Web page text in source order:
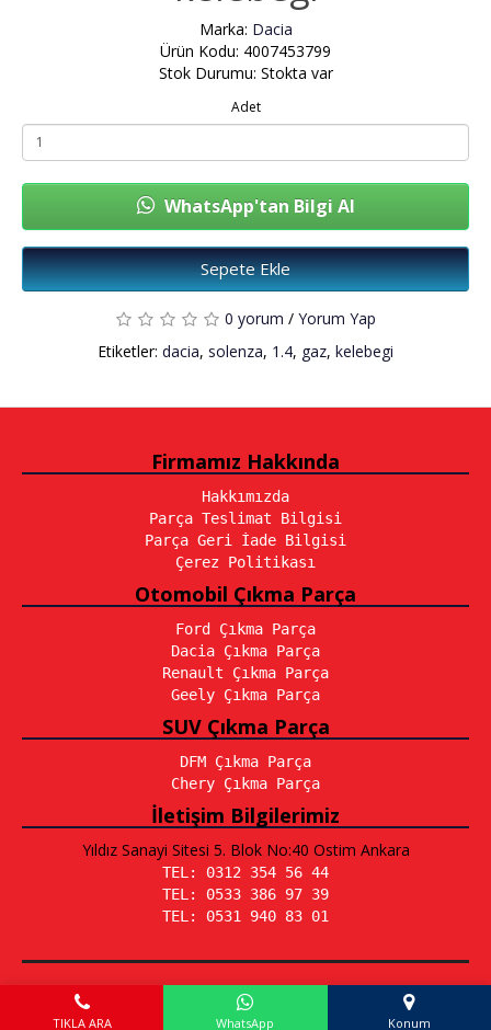
Marka: Dacia
Ürün Kodu: 4007453799
Stok Durumu: Stokta var
Adet
WhatsApp'tan Bilgi Al
Sepete Ekle
0 yorum / Yorum Yap
Etiketler: dacia, solenza, 1.4, gaz, kelebegi
Firmamız Hakkında
Hakkımızda
Parça Teslimat Bilgisi
Parça Geri İade Bilgisi
Çerez Politikası
Otomobil Çıkma Parça
Ford Çıkma Parça
Dacia Çıkma Parça
Renault Çıkma Parça
Geely Çıkma Parça
SUV Çıkma Parça
DFM Çıkma Parça
Chery Çıkma Parça
İletişim Bilgilerimiz
Yıldız Sanayi Sitesi 5. Blok No:40 Ostim Ankara
TEL: 0312 354 56 44
TEL: 0533 386 97 39
TEL: 0531 940 83 01
Emir Otomotiv © 2026 - Tüm Hakları Saklıdır.
Yaşarlar Bilişim
TIKLA ARA WhatsApp Konum